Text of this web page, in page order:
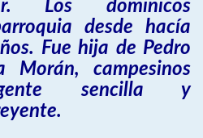
Los dominicos
desde hacía
Fue hija de Pedro
Morán, campesinos
sencilla y